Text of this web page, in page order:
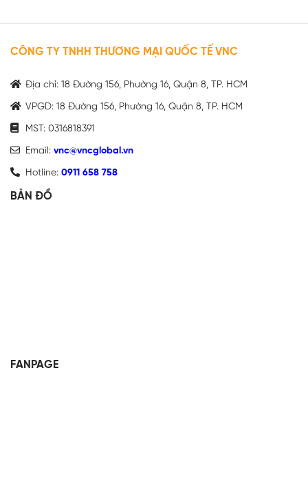
CÔNG TY TNHH THƯƠNG MẠI QUỐC TẾ VNC
Địa chỉ: 18 Đường 156, Phường 16, Quận 8, TP. HCM
VPGD: 18 Đường 156, Phường 16, Quận 8, TP. HCM
MST: 0316818391
Email: vnc@vncglobal.vn
Hotline: 0911 658 758
BẢN ĐỒ
FANPAGE